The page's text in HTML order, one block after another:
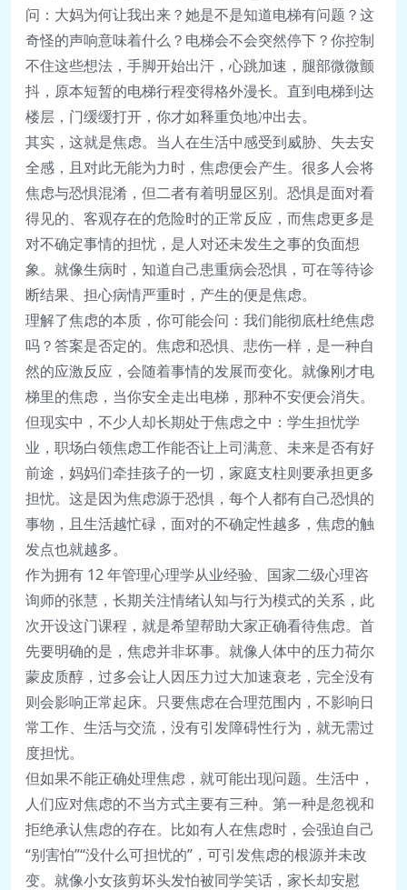
问：大妈为何让我出来？她是不是知道电梯有问题？这
奇怪的声响意味着什么？电梯会不会突然停下？你控制
不住这些想法，手脚开始出汗，心跳加速，腿部微微颤
抖，原本短暂的电梯行程变得格外漫长。直到电梯到达
楼层，门缓缓打开，你才如释重负地冲出去。
其实，这就是焦虑。当人在生活中感受到威胁、失去安
全感，且对此无能为力时，焦虑便会产生。很多人会将
焦虑与恐惧混淆，但二者有着明显区别。恐惧是面对看
得见的、客观存在的危险时的正常反应，而焦虑更多是
对不确定事情的担忧，是人对还未发生之事的负面想
象。就像生病时，知道自己患重病会恐惧，可在等待诊
断结果、担心病情严重时，产生的便是焦虑。
理解了焦虑的本质，你可能会问：我们能彻底杜绝焦虑
吗？答案是否定的。焦虑和恐惧、悲伤一样，是一种自
然的应激反应，会随着事情的发展而变化。就像刚才电
梯里的焦虑，当你安全走出电梯，那种不安便会消失。
但现实中，不少人却长期处于焦虑之中：学生担忧学
业，职场白领焦虑工作能否让上司满意、未来是否有好
前途，妈妈们牵挂孩子的一切，家庭支柱则要承担更多
担忧。这是因为焦虑源于恐惧，每个人都有自己恐惧的
事物，且生活越忙碌，面对的不确定性越多，焦虑的触
发点也就越多。
作为拥有 12 年管理心理学从业经验、国家二级心理咨
询师的张慧，长期关注情绪认知与行为模式的关系，此
次开设这门课程，就是希望帮助大家正确看待焦虑。首
先要明确的是，焦虑并非坏事。就像人体中的压力荷尔
蒙皮质醇，过多会让人因压力过大加速衰老，完全没有
则会影响正常起床。只要焦虑在合理范围内，不影响日
常工作、生活与交流，没有引发障碍性行为，就无需过
度担忧。
但如果不能正确处理焦虑，就可能出现问题。生活中，
人们应对焦虑的不当方式主要有三种。第一种是忽视和
拒绝承认焦虑的存在。比如有人在焦虑时，会强迫自己
“别害怕”“没什么可担忧的”，可引发焦虑的根源并未改
变。就像小女孩剪坏头发怕被同学笑话，家长却安慰